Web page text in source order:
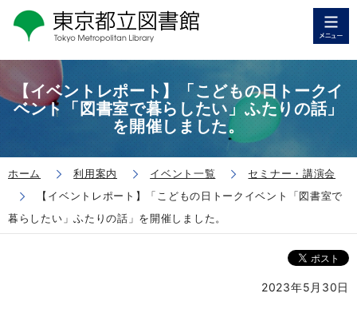
【イベントレポート】「こどもの日トークイ
ベント「図書室で暮らしたい」ふたりの話」
を開催しました。
ホーム 利用案内 イベント一覧
セミナー・講演会
【イベントレポート】「こどもの日トークイベント「図書室で
暮らしたい」ふたりの話」を開催しました。
2023年5月30日